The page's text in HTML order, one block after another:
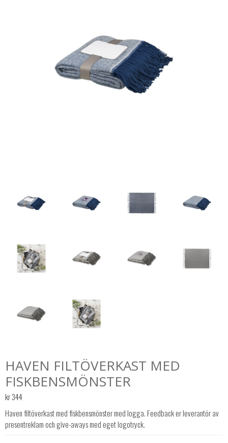
HAVEN FILTÖVERKAST MED
FISKBENSMÖNSTER
kr344
Haven filtöverkast med fiskbensmönster med logga. Feedback er leverantör av
presentreklam och give-aways med eget logotryck.